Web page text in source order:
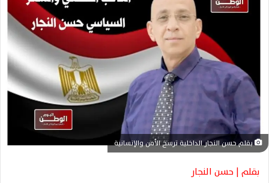
ي
د
ا
إ
ل
ن
ا
بقلم حسن النجار الداخلية ترسخ الأمن والإنسانية
بقلم | حسن النجار